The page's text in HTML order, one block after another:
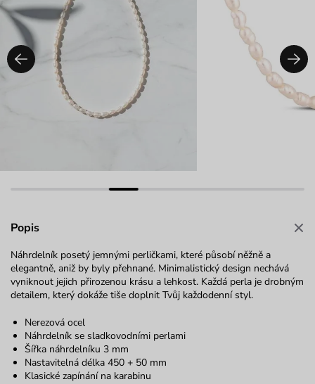
Popis
Náhrdelník posetý jemnými perličkami, které působí něžně a
elegantně, aniž by byly přehnané. Minimalistický design nechává
vyniknout jejich přirozenou krásu a lehkost. Každá perla je drobným
detailem, který dokáže tiše doplnit Tvůj každodenní styl.
Nerezová ocel
Náhrdelník se sladkovodními perlami
Šířka náhrdelníku 3 mm
Nastavitelná délka 450 + 50 mm
Klasické zapínání na karabinu